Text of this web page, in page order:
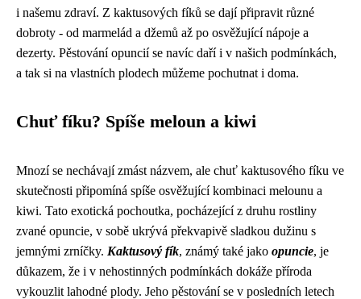
i našemu zdraví. Z kaktusových fíků se dají připravit různé
dobroty - od marmelád a džemů až po osvěžující nápoje a
dezerty. Pěstování opuncií se navíc daří i v našich podmínkách,
a tak si na vlastních plodech můžeme pochutnat i doma.
Chuť fíku? Spíše meloun a kiwi
Mnozí se nechávají zmást názvem, ale chuť kaktusového fíku ve
skutečnosti připomíná spíše osvěžující kombinaci melounu a
kiwi. Tato exotická pochoutka, pocházející z druhu rostliny
zvané opuncie, v sobě ukrývá překvapivě sladkou dužinu s
jemnými zrníčky. Kaktusový fík, známý také jako opuncie, je
důkazem, že i v nehostinných podmínkách dokáže příroda
vykouzlit lahodné plody. Jeho pěstování se v posledních letech